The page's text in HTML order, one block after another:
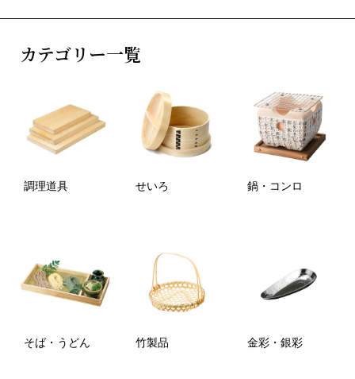
カテゴリー一覧
調理道具 せいろ 鍋・コンロ
そば・うどん 竹製品 金彩・銀彩